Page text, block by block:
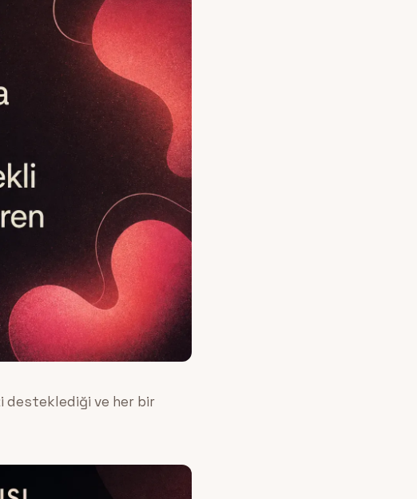
desteklediği ve her bir